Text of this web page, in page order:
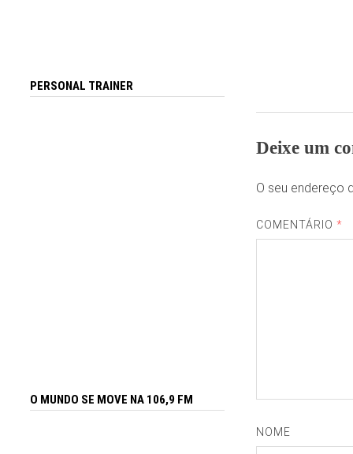
Deixe um
O seu endereço
COMENTÁRIO*
NOME
PERSONAL TRAINER
O MUNDO SE MOVE NA 106,9 FM